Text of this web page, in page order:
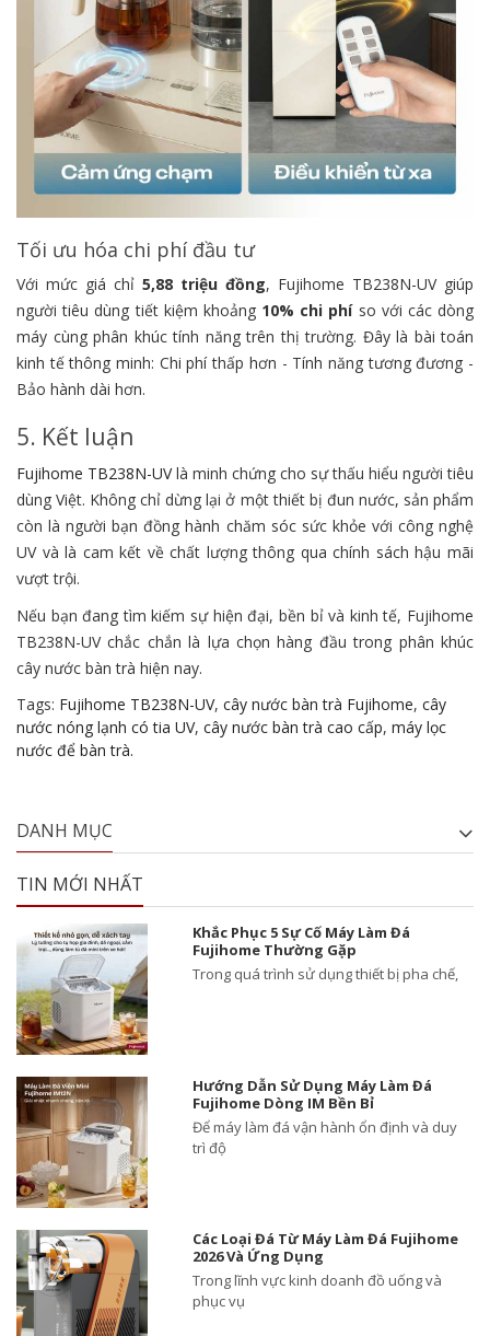
Tối ưu hóa chi phí đầu tư
Với mức giá chỉ 5,88 triệu đồng, Fujihome TB238N-UV giúp
người tiêu dùng tiết kiệm khoảng 10% chi phíso với các dòng
máy cùng phân khúc tính năng trên thị trường. Đây là bài toán
kinh tế thông minh: Chi phí thấp hơn - Tính năng tương đương -
Bảo hành dài hơn.
5. Kết luận
Fujihome TB238N-UVlà minh chứng cho sự thấu hiểu người tiêu
dùng Việt. Không chỉ dừng lại ở một thiết bị đun nước, sản phẩm
còn là người bạn đồng hành chăm sóc sức khỏe với công nghệ
UV và là cam kết về chất lượng thông qua chính sách hậu mãi
vượt trội.
Nếu bạn đang tìm kiếm sự hiện đại, bền bỉ và kinh tế, Fujihome
TB238N-UV chắc chắn là lựa chọn hàng đầu trong phân khúc
cây nước bàn trà hiện nay.
Tags: Fujihome TB238N-UV, cây nước bàn trà Fujihome, cây
nước nóng lạnh có tia UV, cây nước bàn trà cao cấp, máy lọc
nước để bàn trà.
DANH MỤC
TIN MỚI NHẤT
Khắc Phục 5 Sự Cố Máy Làm Đá
Fujihome Thường Gặp
Trong quá trình sử dụng thiết bị pha chế,
Hướng Dẫn Sử Dụng Máy Làm Đá
Fujihome Dòng IM Bền Bỉ
Để máy làm đá vận hành ổn định và duy
trì độ
Các Loại Đá Từ Máy Làm Đá Fujihome
2026 Và Ứng Dụng
Trong lĩnh vực kinh doanh đồ uống và
phục vụ